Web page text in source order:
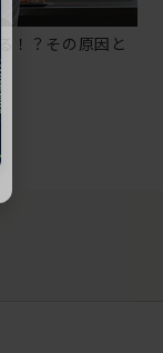
！？その原因と